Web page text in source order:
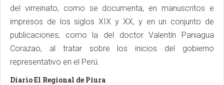
del virreinato, como se documenta, en manuscritos e
impresos de los siglos XIX y XX, y en un conjunto de
publicaciones, como la del doctor Valentín Paniagua
Corazao, al tratar sobre los inicios del gobierno
representativo en el Perú.
Diario El Regional de Piura